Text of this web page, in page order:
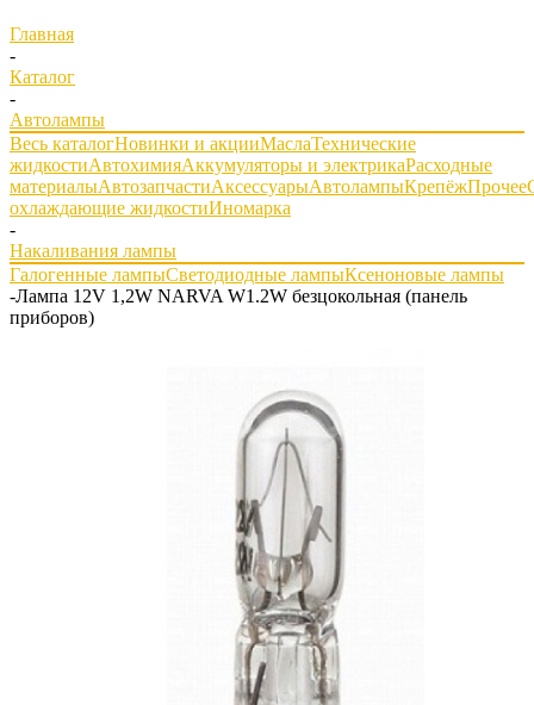
Главная
-
Каталог
-
Автолампы
Весь каталогНовинки и акцииМаслаТехнические
жидкостиАвтохимияАккумуляторы и электрикаРасходные
материалыАвтозапчастиАксессуарыАвтолампыКрепёжПрочее
охлаждающие жидкостиИномарка
-
Накаливания лампы
Галогенные лампыСветодиодные лампыКсеноновые лампы
-Лампа 12V 1,2W NARVA W1.2W безцокольная (панель
приборов)